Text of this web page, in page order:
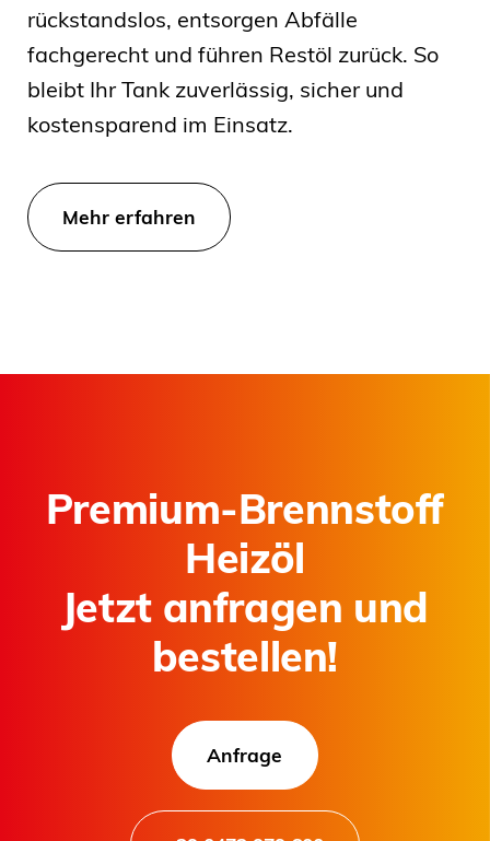
rückstandslos, entsorgen Abfälle
fachgerecht und führen Restöl zurück. So
bleibt Ihr Tank zuverlässig, sicher und
kostensparend im Einsatz.
Mehr erfahren
Premium-Brennstoff
Heizöl
Jetzt anfragen und
bestellen!
Anfrage